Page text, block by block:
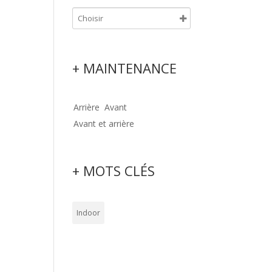
+ MAINTENANCE
Arrière Avant
Avant et arrière
+ MOTS CLÉS
Indoor